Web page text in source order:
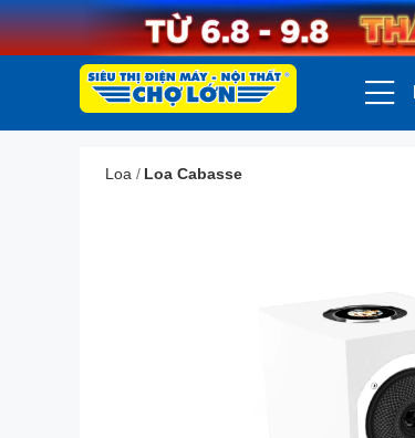
Loa / Loa Cabasse